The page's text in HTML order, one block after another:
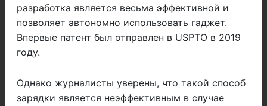
разработка является весьма эффективной и
позволяет автономно использовать гаджет.
Впервые патент был отправлен в USPTO в 2019
году.
Однако журналисты уверены, что такой способ
зарядки является неэффективным в случае